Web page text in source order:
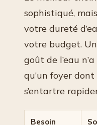
sophistiqué,
votre dureté
votre budget.
goût de l’eau
qu’un foyer
s’entartre
Besoin